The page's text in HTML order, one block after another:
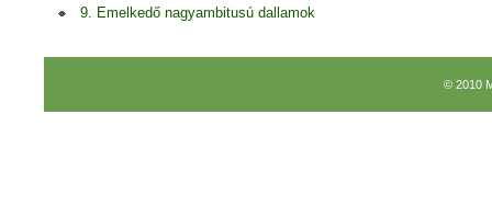
9. Emelkedő nagyambitusú dallamok
© 2010